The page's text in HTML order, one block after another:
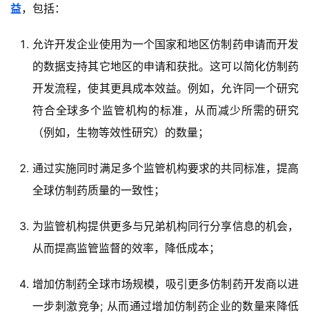
益，包括：
允许开发企业使用为一个国家和地区仿制药申请而开发
的数据支持其它地区的申请和获批。这可以简化仿制药
开发流程，使其更具成本效益。例如，允许同一个研究
符合全球多个监管机构的标准，从而减少所需的研究
（例如，生物等效性研究）的数量；
通过实施同时满足多个监管机构要求的共同标准，提高
全球仿制药质量的一致性；
为监管机构提供更多与兄弟机构同行分享信息的机会，
从而提高监管监督的效率，降低成本；
增加仿制药全球市场规模，吸引更多仿制药开发商以进
一步刺激竞争; 从而通过增加仿制药企业的数量来降低